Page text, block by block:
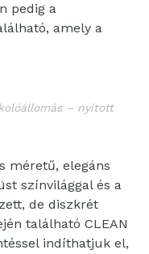
pedig a
amely a
– nyitott
méretű, elegáns
színvilággal és a
de diszkrét
található CLEAN
indíthatjuk el,